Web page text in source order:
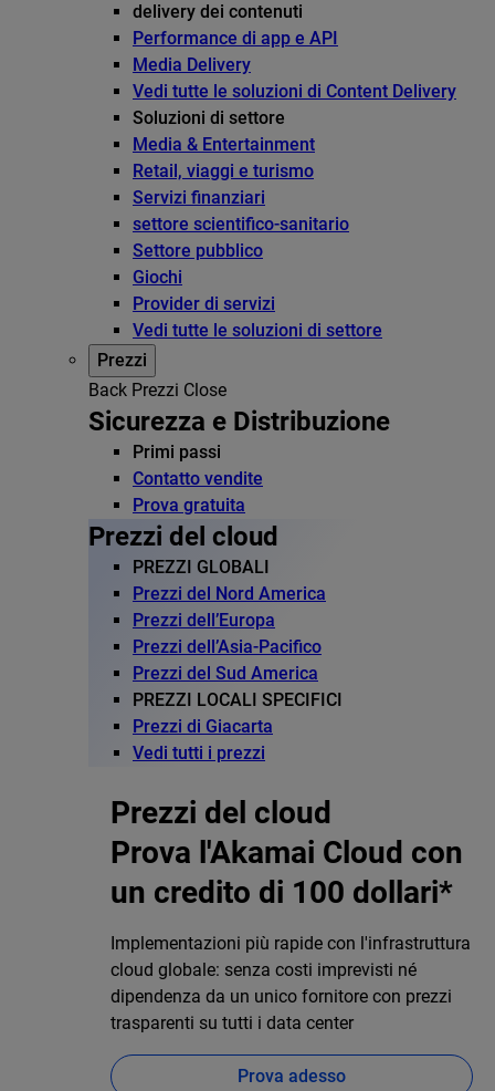
delivery dei contenuti
Performance di app e API
Media Delivery
Vedi tutte le soluzioni di Content Delivery
Soluzioni di settore
Media & Entertainment
Retail, viaggi e turismo
Servizi finanziari
settore scientifico-sanitario
Settore pubblico
Giochi
Provider di servizi
Vedi tutte le soluzioni di settore
Prezzi
Back Prezzi Close
Sicurezza e Distribuzione
Primi passi
Contatto vendite
Prova gratuita
Prezzi del cloud
PREZZI GLOBALI
Prezzi del Nord America
Prezzi dell’Europa
Prezzi dell’Asia-Pacifico
Prezzi del Sud America
PREZZI LOCALI SPECIFICI
Prezzi di Giacarta
Vedi tutti i prezzi
Prezzi del cloud
Prova l'Akamai Cloud con
un credito di 100 dollari*
Implementazioni più rapide con l'infrastruttura
cloud globale: senza costi imprevisti né
dipendenza da un unico fornitore con prezzi
trasparenti su tutti i data center
Prova adesso